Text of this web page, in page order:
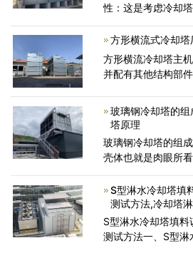
性：这是考虑冷却
全运行及满负荷发
大。 2、降
方形横流式冷却塔
方形横流冷却塔主
并配有其他结构部
纤维增强塑料防护
侧板上，以防止外
玻璃钢冷却塔的
塔原理
玻璃钢冷却塔的组
壳体也就是肉眼所
制作的，厚度一般
却塔的外壳选择的
S型淋水冷却塔填
测试方法,冷却塔
S型淋水冷却塔填
测试方法一、S型